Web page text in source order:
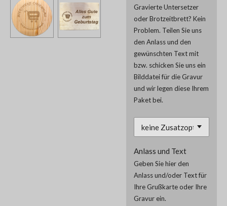
Gravierte Untersetzer
oder Brotzeitbrett? Kein
Problem. Teilen Sie uns
den Anlass und den
gewünschten Text mit
bzw. schicken Sie uns ein
Bilddatei für die Gravur
und wir legen diese Ihrem
Paket bei.
Anlass und Text
Geben Sie hier den
Anlass und/oder Text für
Ihre Grußkarte oder Ihre
Gravur ein.